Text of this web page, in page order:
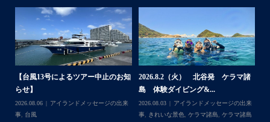
最近は、連日クルーザーチャーターのご利用が続いていて
梅雨明け後のパーフェクトな海でバナナボートに船上
BBQ、シュノーケリングとお楽しみ頂いております
・
・
何ヶ月も前からやり取りさせて頂き温めていたご予約でし
たので、お天気とコンディションに恵まれて、皆さん大満
足な一日を過ごして頂けて本当によかったです
2026.7.18 北谷発 慶良間行き シ
ュノーケル＆ダイビ...
2026.07.19 ウミガメ ,きれいな景色,ケラ
マ諸島,ケラマ諸島一日ツアー
2026.7.6（月） 北谷発 ケラマ諸
島 ３ダイブ体験ダイ...
2026.07.08
アイランドメッセージの出来
事, きれいな景色, ケラマ諸島, ケラマ諸島